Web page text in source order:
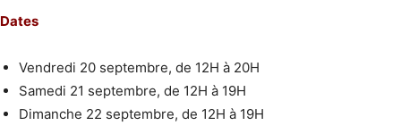
Dates
Vendredi 20 septembre, de 12H à 20H
Samedi 21 septembre, de 12H à 19H
Dimanche 22 septembre, de 12H à 19H